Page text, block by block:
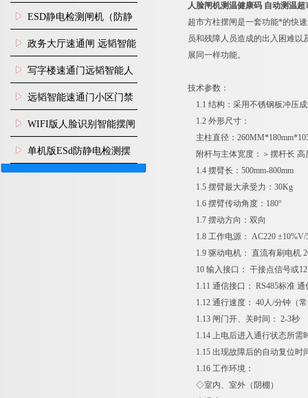
门禁闸机安装
​ESD静电检测闸机（防静
电门禁通道系统）
政务大厅速通闸 远韬智能
防尾随静音速通门
写字楼速通门远韬智能人
脸识别快速通道闸
远韬智能速通门小区门禁
闸机食堂消费摆闸
WIFI版人脸识别智能摆闸
机
单机版ESd防静电检测摆
闸机
人脸闸机测温健康码 自动测温超
超市方柱摆闸是一套功能*的快
员和残障人员造成的出入困难
展同一样功能。
技术参数：
1.1 结构：采用不锈钢板冲压
1.2 外形尺寸：
主柱直径：
附杆与主体宽度：＞摆杆长 高
1.4 摆臂长：500mm-800mm
1.5 摆臂最大承受力：30Kg
1.6 摆臂传动角度：180°
1.7 摆动方向：双向
1.8 工作电源： AC220 ±10%V/
1.9 驱动电机： 直流有刷电机
10 输入接口： 干接点信号或
1.11 通信接口： RS485标准 通
1.12 通行速度： 40人/分钟（
1.13 闸门开、关时间： 2-3秒
1.14 上电后进入通行状态所需
1.15 出现故障后的自动复位时
1.16 工作环境：
◇室内、室外（阴棚）